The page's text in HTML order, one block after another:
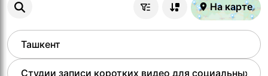
На карте